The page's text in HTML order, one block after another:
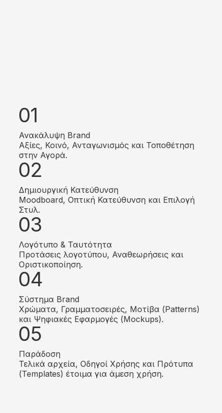
01
Ανακάλυψη Brand
Αξίες, Κοινό, Ανταγωνισμός και Τοποθέτηση
στην Αγορά.
02
Δημιουργική Κατεύθυνση
Moodboard, Οπτική Κατεύθυνση και Επιλογή
Στυλ.
03
Λογότυπο & Ταυτότητα
Προτάσεις λογοτύπου, Αναθεωρήσεις και
Οριστικοποίηση.
04
Σύστημα Brand
Χρώματα, Γραμματοσειρές, Μοτίβα (Patterns)
και Ψηφιακές Εφαρμογές (Mockups).
05
Παράδοση
Τελικά αρχεία, Οδηγοί Χρήσης και Πρότυπα
(Templates) έτοιμα για άμεση χρήση.